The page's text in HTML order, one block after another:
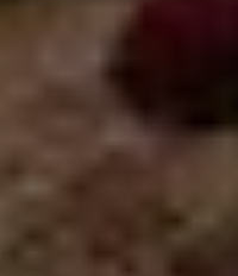
Publishern
Wenn Cookies von
keiner manuellen